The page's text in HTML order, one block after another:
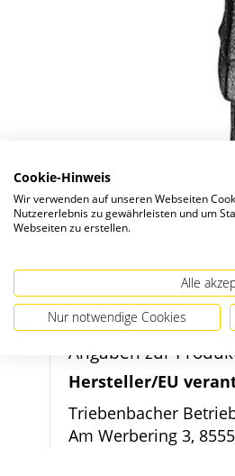
Anfang
der
springen
Angaben zur
Hersteller/EU
Triebenbacher
Am Werbering 3,
Cookie-Hinweis
Wir verwenden auf unseren Webseiten
Nutzererlebnis zu gewährleisten und um
Webseiten zu erstellen.
Alle
Nur notwendige Cookies